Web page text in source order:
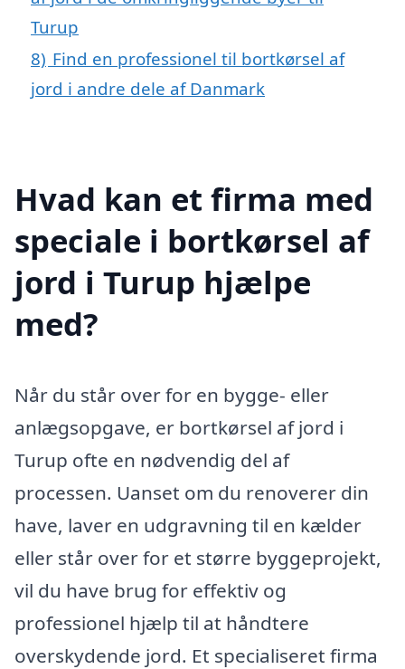
Turup
8) Find en professionel til bortkørsel af
jord i andre dele af Danmark
Hvad kan et firma med
speciale i bortkørsel af
jord i Turup hjælpe
med?
Når du står over for en bygge- eller
anlægsopgave, er bortkørsel af jord i
Turup ofte en nødvendig del af
processen. Uanset om du renoverer din
have, laver en udgravning til en kælder
eller står over for et større byggeprojekt,
vil du have brug for effektiv og
professionel hjælp til at håndtere
overskydende jord. Et specialiseret firma